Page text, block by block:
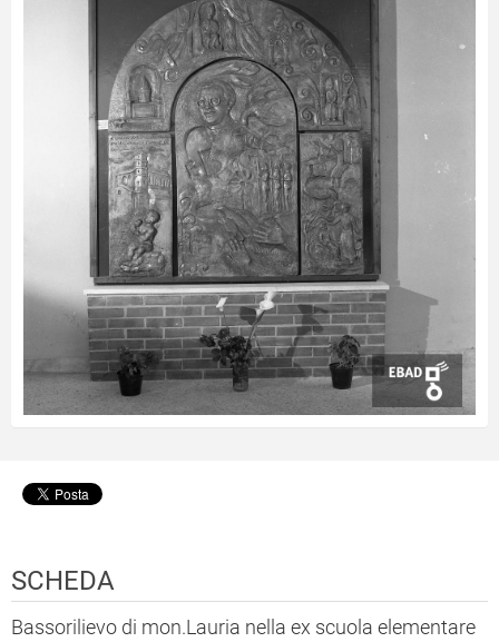
SCHEDA
Bassorilievo di mon.Lauria nella ex scuola elementare